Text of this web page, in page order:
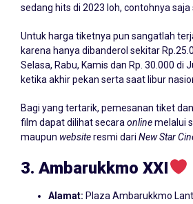
sedang hits di 2023 loh, contohnya saja
Untuk harga tiketnya pun sangatlah
karena hanya dibanderol sekitar
Selasa, Rabu, Kamis dan Rp. 30.000 di
ketika akhir pekan serta saat libur
Bagi yang tertarik, pemesanan tiket
film dapat dilihat secara onlinemelalui
maupun websiteresmi dari New Star
3. Ambarukkmo XXI
Alamat: Plaza Ambarukkmo